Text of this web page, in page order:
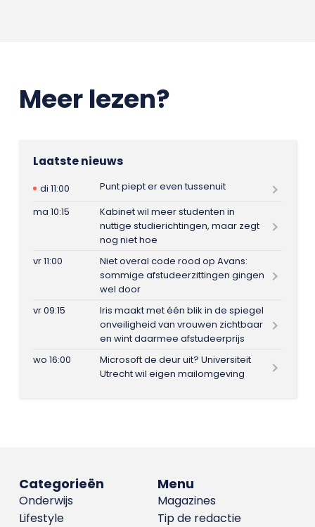
Meer lezen?
Laatste nieuws
di 11:00
Punt piept er even tussenuit
ma 10:15
Kabinet wil meer studenten in
nuttige studierichtingen, maar zegt
nog niet hoe
vr 11:00
Niet overal code rood op Avans:
sommige afstudeerzittingen gingen
wel door
vr 09:15
Iris maakt met één blik in de spiegel
onveiligheid van vrouwen zichtbaar
en wint daarmee afstudeerprijs
wo 16:00
Microsoft de deur uit? Universiteit
Utrecht wil eigen mailomgeving
Menu
Magazines
Tip de redactie
Categorieën
Onderwijs
Lifestyle